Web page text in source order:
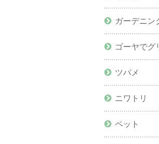
ガーデニン
ゴーヤでグ
ツバメ
ニワトリ
ペット